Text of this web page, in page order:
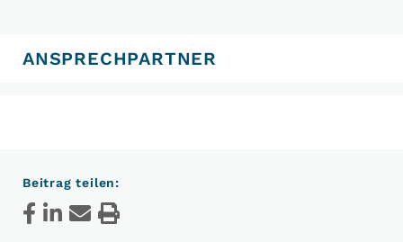
ANSPRECHPARTNER
Beitrag teilen: